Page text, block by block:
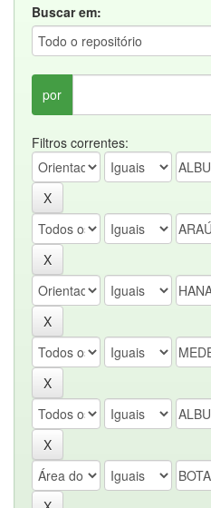
Buscar em:
por
Filtros correntes: